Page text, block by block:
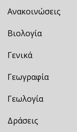
Ανακοινώσεις
Βιολογία
Γενικά
Γεωγραφία
Γεωλογία
Δράσεις